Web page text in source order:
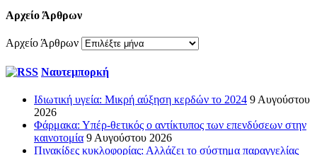
Αρχείο Άρθρων
Αρχείο Άρθρων
Ναυτεμπορκή
Ιδιωτική υγεία: Μικρή αύξηση κερδών το 2024 9 Αυγούστου
2026
Φάρμακα: Υπέρ-θετικός ο αντίκτυπος των επενδύσεων στην
καινοτομία 9 Αυγούστου 2026
Πινακίδες κυκλοφορίας: Αλλάζει το σύστημα παραγγελίας